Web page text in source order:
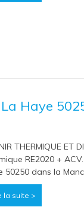
Haye
THERMIQUE ET
RE2020 +
50250 dans la
la suite >